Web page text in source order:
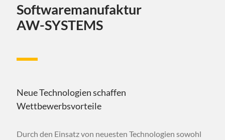
Softwaremanufaktur
AW-SYSTEMS
Neue Technologien schaffen
Wettbewerbsvorteile
Durch den Einsatz von neuesten Technologien sowohl